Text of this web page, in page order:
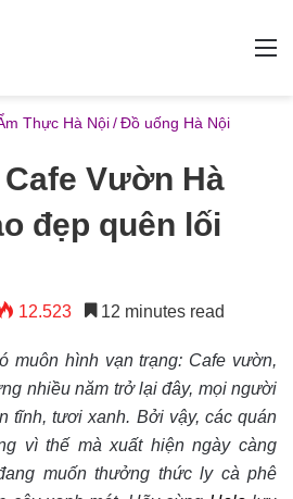
Thực Hà Nội/Đồ uống Hà Nội
Vườn Hà
đẹp quên lối
12.523 12 minutes read
muôn hình vạn trạng: Cafe vườn,
nhiều năm trở lại đây, mọi người
tĩnh, tươi xanh. Bởi vậy, các quán
vì thế mà xuất hiện ngày càng
muốn thưởng thức ly cà phê